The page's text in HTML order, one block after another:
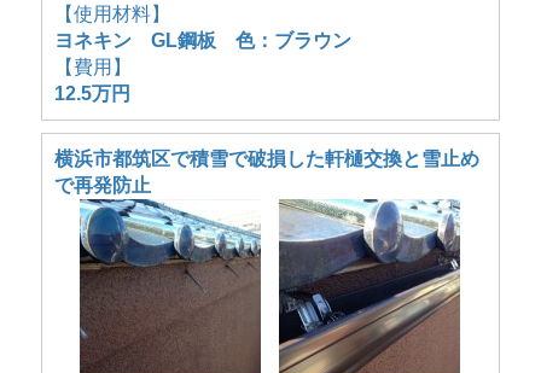
【使用材料】
ヨネキン GL鋼板 色：ブラウン
【費用】
12.5万円
横浜市都筑区で積雪で破損した軒樋交換と雪止め
で再発防止